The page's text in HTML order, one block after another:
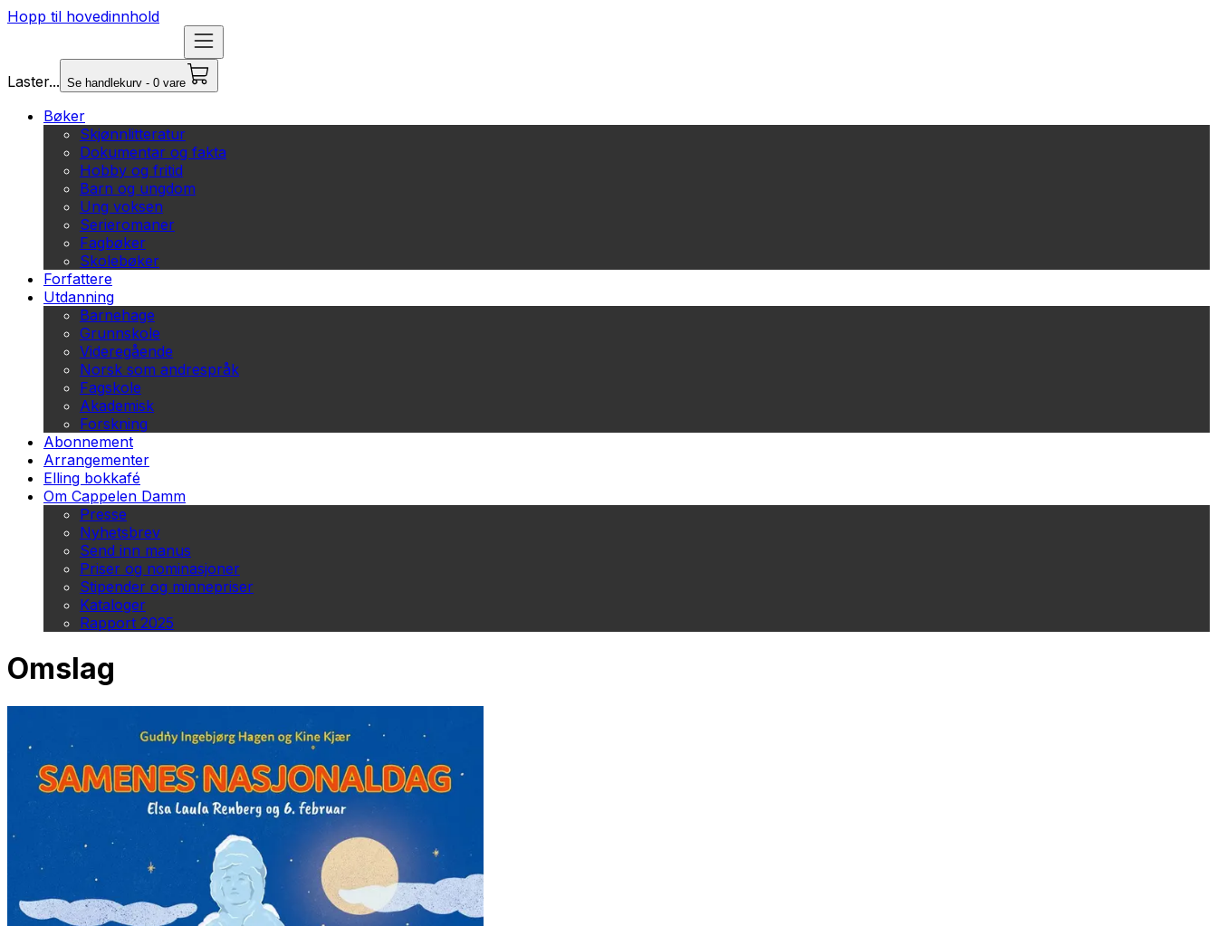
Hopp til hovedinnhold
Laster... Se handlekurv - 0 vare
Bøker
Skjønnlitteratur
Dokumentar og fakta
Hobby og fritid
Barn og ungdom
Ung voksen
Serieromaner
Fagbøker
Skolebøker
Forfattere
Utdanning
Barnehage
Grunnskole
Videregående
Norsk som andrespråk
Fagskole
Akademisk
Forskning
Abonnement
Arrangementer
Elling bokkafé
Om Cappelen Damm
Presse
Nyhetsbrev
Send inn manus
Priser og nominasjoner
Stipender og minnepriser
Kataloger
Rapport 2025
Omslag